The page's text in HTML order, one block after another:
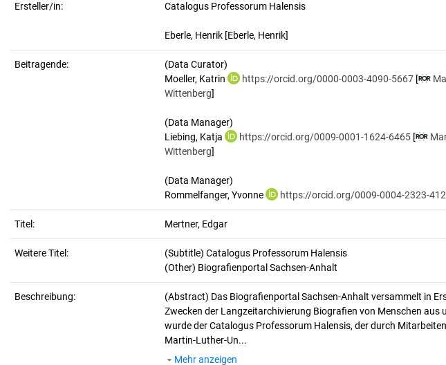
Ersteller/in: Catalogus Professorum Halensis
Eberle, Henrik [Eberle, Henrik]
Beitragende:
(Data Curator)
Moeller, Katrin
https://orcid.org/0000-0003-4090-5667 [
Wittenberg]
(Data Manager)
Liebing, Katja
https://orcid.org/0009-0001-1624-6465 [
Wittenberg]
(Data Manager)
Rommelfanger, Yvonne
https://orcid.org/0009-0004-2323-
Titel: Mertner, Edgar
Weitere Titel:
(Subtitle) Catalogus Professorum Halensis
(Other) Biografienportal Sachsen-Anhalt
Beschreibung: (Abstract) Das Biografienportal Sachsen-Anhalt versammelt in
Zwecken der Langzeitarchivierung Biografien von Menschen aus
wurde der Catalogus Professorum Halensis, der durch
Martin-Luther-Un...
Mehr anzeigen